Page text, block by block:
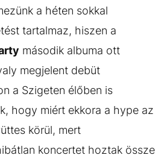
a héten sokkal
tartalmaz, hiszen a
második albuma ott
megjelent debüt
a Szigeten élőben is
hogy miért ekkora a hype az
körül, mert
koncertet hoztak össze